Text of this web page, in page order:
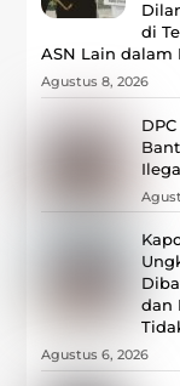
di
ASN Lain dalam
Agustus 8, 2026
dan
Agustus 6, 2026